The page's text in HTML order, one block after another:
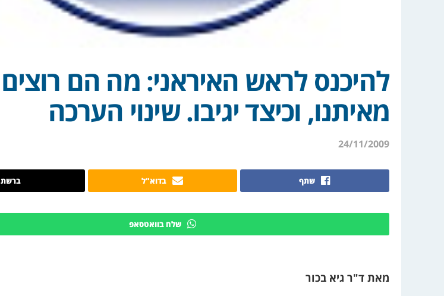
להיכנס לראש האיראני: מה הם רוצים
מאיתנו, וכיצד יגיבו. שינוי הערכה
24/11/2009
שתף בדוא"ל ברשת X
שלח בוואטסאפ
מאת ד"ר גיא בכור